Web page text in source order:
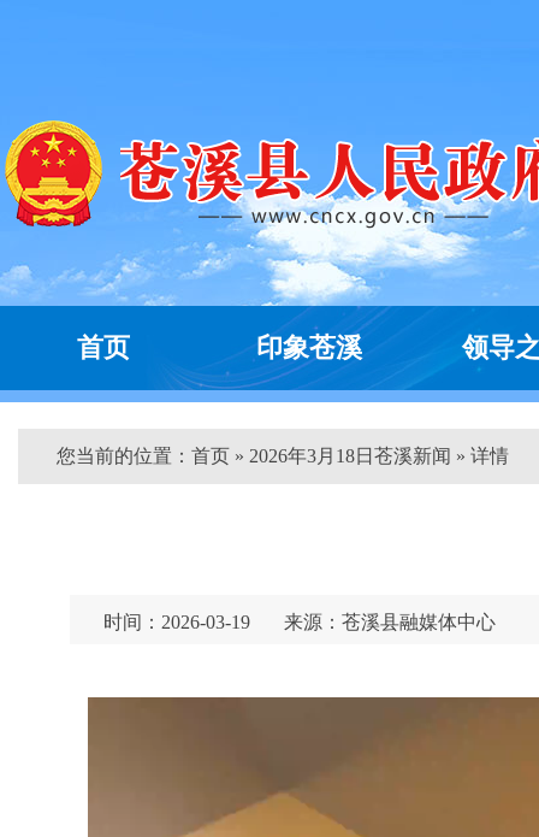
首页 印象苍溪 领导
您当前的位置： 首页 » 2026年3月18日苍溪新闻 » 详情
时间：2026-03-19 来源：苍溪县融媒体中心